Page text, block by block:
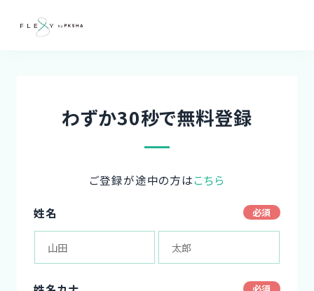
わずか30秒で無料登録
ご登録が途中の方はこちら
姓名